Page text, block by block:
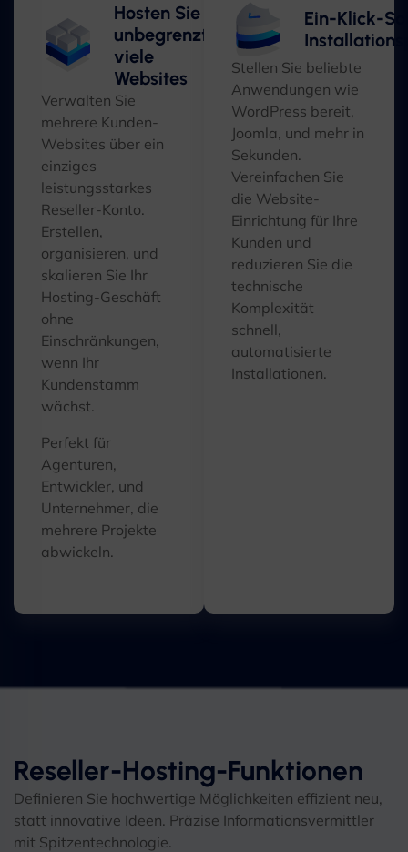
Hosten Sie
unbegrenzt
viele
Websites
Verwalten Sie
mehrere Kunden-
Websites über ein
einziges
leistungsstarkes
Reseller-Konto.
Erstellen,
organisieren, und
skalieren Sie Ihr
Hosting-Geschäft
ohne
Einschränkungen,
wenn Ihr
Kundenstamm
wächst.
Perfekt für
Agenturen,
Entwickler, und
Unternehmer, die
mehrere Projekte
abwickeln.
Ein-Klick-
Stellen Sie beliebte
Anwendungen wie
WordPress bereit,
Joomla, und mehr in
Sekunden.
Vereinfachen Sie
die Website-
Einrichtung für Ihre
Kunden und
reduzieren Sie die
technische
Komplexität
schnell,
automatisierte
Installationen.
Reseller-Hosting-Funktionen
Definieren Sie hochwertige Möglichkeiten effizient neu,
statt innovative Ideen. Präzise Informationsvermittler
mit Spitzentechnologie.